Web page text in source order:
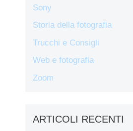
Sony
Storia della fotografia
Trucchi e Consigli
Web e fotografia
Zoom
ARTICOLI RECENTI